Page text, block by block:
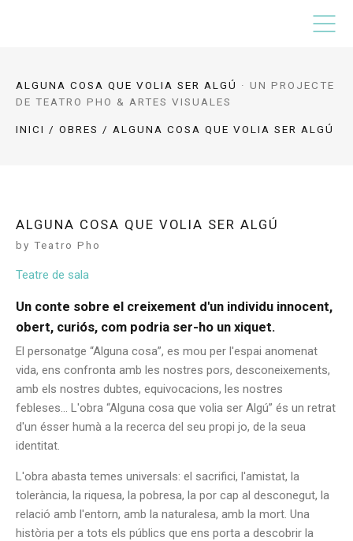
ALGUNA COSA QUE VOLIA SER ALGÚ · UN PROJECTE
DE TEATRO PHO & ARTES VISUALES
INICI / OBRES / ALGUNA COSA QUE VOLIA SER ALGÚ
ALGUNA COSA QUE VOLIA SER ALGÚ
by Teatro Pho
Teatre de sala
Un conte sobre el creixement d'un individu innocent,
obert, curiós, com podria ser-ho un xiquet.
El personatge “Alguna cosa”, es mou per l'espai anomenat
vida, ens confronta amb les nostres pors, desconeixements,
amb els nostres dubtes, equivocacions, les nostres
febleses… L'obra “Alguna cosa que volia ser Algú” és un retrat
d'un ésser humà a la recerca del seu propi jo, de la seua
identitat.
L'obra abasta temes universals: el sacrifici, l'amistat, la
tolerància, la riquesa, la pobresa, la por cap al desconegut, la
relació amb l'entorn, amb la naturalesa, amb la mort. Una
història per a tots els públics que ens porta a descobrir la